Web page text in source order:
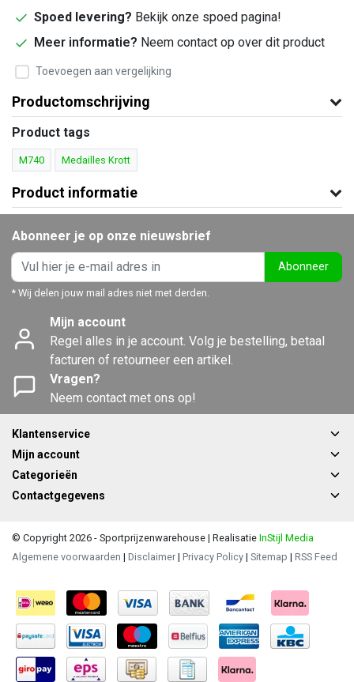
Spoed levering? Bekijk onze spoed pagina!
Meer informatie? Neem contact op over dit product
Toevoegen aan vergelijking
Productomschrijving
Product tags
M740 Medailles Krott
Product informatie
Abonneer je op onze nieuwsbrief
Abonneer
* Wij delen jouw mail adres niet met derden.
Mijn account
Regel alles in je account. Volg je bestelling, betaal
facturen of retourneer een artikel.
Vragen?
Neem contact met ons op!
Klantenservice
Mijn account
Categorieën
Contactgegevens
© Copyright 2026 - Sportprijzenwarehouse | Realisatie InStijl Media
Algemene voorwaarden | Disclaimer | Privacy Policy | Sitemap | RSS Feed